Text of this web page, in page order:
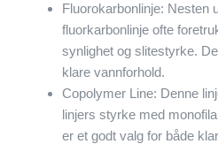
Fluorokarbonlinje: Nesten
fluorkarbonlinje ofte
synlighet og slitestyrke.
klare vannforhold.
Copolymer Line: Denne
linjers styrke med
er et godt valg for både